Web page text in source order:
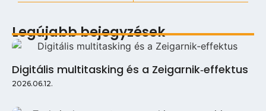
Legújabb bejegyzések
Digitális multitasking és a Zeigarnik‑effektus
2026.06.12.